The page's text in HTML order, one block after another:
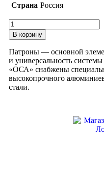
Страна Россия
Количество
товара
Патрон
18,5х55Т
сигнальный
Желтый
В корзину
Патроны — основной
и универсальность
«ОСА» снабжены
высокопрочного
стали.